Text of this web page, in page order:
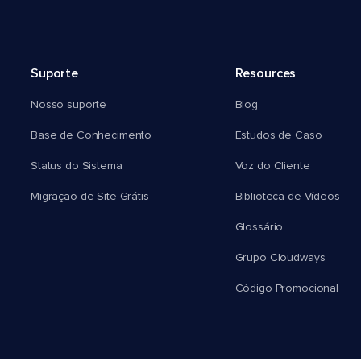
Suporte
Nosso suporte
Base de Conhecimento
Status do Sistema
Migração de Site Grátis
Resources
Blog
Estudos de Caso
Voz do Cliente
Biblioteca de Vídeos
Glossário
Grupo Cloudways
Código Promocional